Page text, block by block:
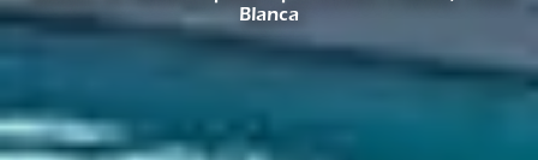
Blanca